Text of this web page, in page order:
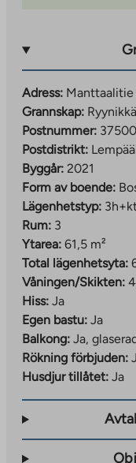
Adress: Manttaalitie
Grannskap: Ryynikkä
Postnummer: 37500
Postdistrikt:
Byggår: 2021
Form av boende:
Lägenhetstyp:
Rum: 3
Ytarea: 61,5 m²
Total lägenhetsyta:
Våningen/Skikten:
Hiss: Ja
Egen bastu: Ja
Balkong: Ja,
Rökning förbjuden:
Husdjur tillåtet: Ja